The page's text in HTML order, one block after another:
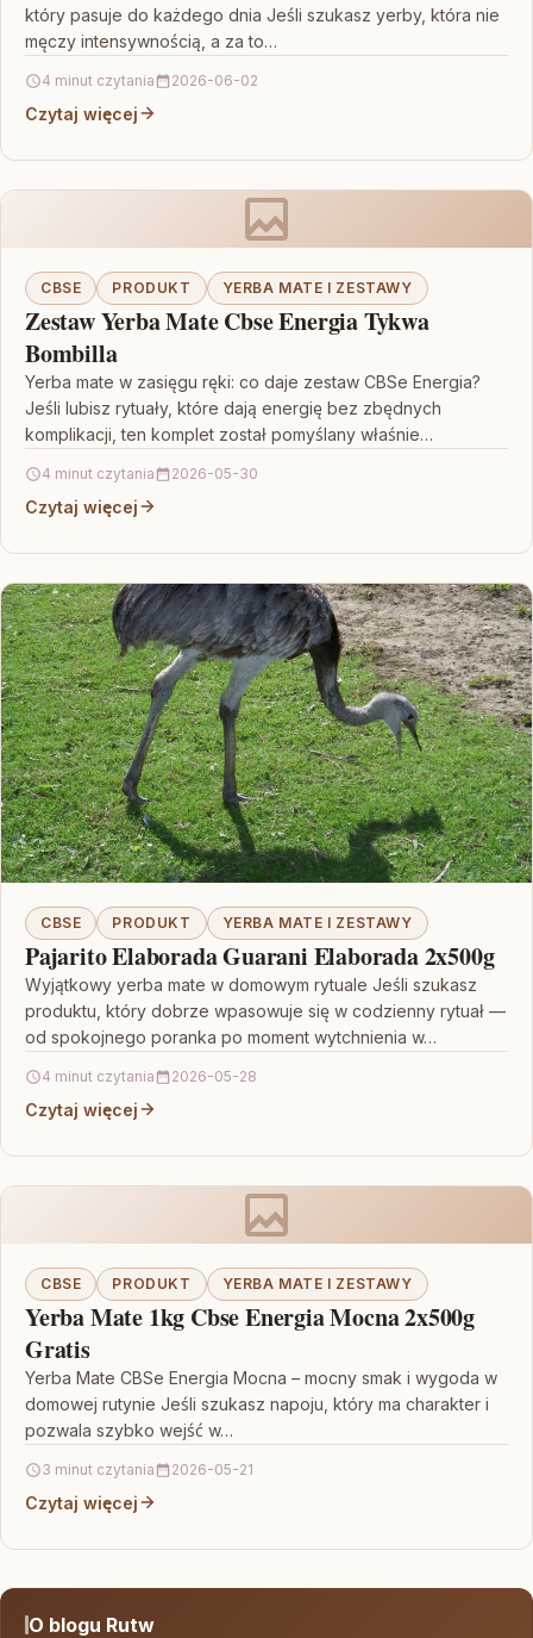
który pasuje do każdego dnia Jeśli szukasz yerby, która nie
męczy intensywnością, a za to…
4 minut czytania 2026-06-02
Czytaj więcej
CBSE PRODUKT YERBA MATE I ZESTAWY
Zestaw Yerba Mate Cbse Energia Tykwa
Bombilla
Yerba mate w zasięgu ręki: co daje zestaw CBSe Energia?
Jeśli lubisz rytuały, które dają energię bez zbędnych
komplikacji, ten komplet został pomyślany właśnie…
4 minut czytania 2026-05-30
Czytaj więcej
CBSE PRODUKT YERBA MATE I ZESTAWY
Pajarito Elaborada Guarani Elaborada 2x500g
Wyjątkowy yerba mate w domowym rytuale Jeśli szukasz
produktu, który dobrze wpasowuje się w codzienny rytuał —
od spokojnego poranka po moment wytchnienia w…
4 minut czytania 2026-05-28
Czytaj więcej
CBSE PRODUKT YERBA MATE I ZESTAWY
Yerba Mate 1kg Cbse Energia Mocna 2x500g
Gratis
Yerba Mate CBSe Energia Mocna – mocny smak i wygoda w
domowej rutynie Jeśli szukasz napoju, który ma charakter i
pozwala szybko wejść w…
3 minut czytania 2026-05-21
Czytaj więcej
O blogu Rutw